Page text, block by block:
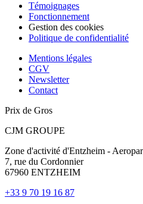
Témoignages
Fonctionnement
Gestion des cookies
Politique de confidentialité
Mentions légales
CGV
Newsletter
Contact
Prix de Gros
CJM GROUPE
Zone d'activité d'Entzheim -
7, rue du Cordonnier
67960 ENTZHEIM
+33 9 70 19 16 87